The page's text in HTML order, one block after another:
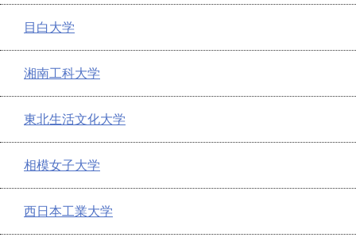
目白大学
湘南工科大学
東北生活文化大学
相模女子大学
西日本工業大学